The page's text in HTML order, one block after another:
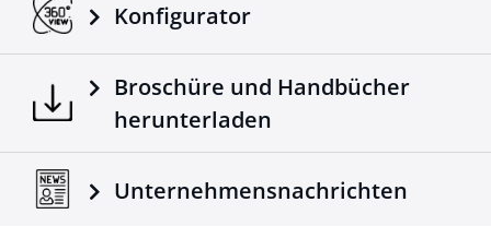
Konfigurator
Broschüre und Handbücher
herunterladen
Unternehmensnachrichten